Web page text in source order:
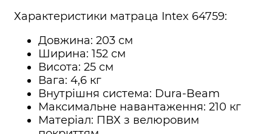
Характеристики матраца Intex 64759:
Довжина: 203 см
Ширина: 152 см
Висота: 25 см
Вага: 4,6 кг
Внутрішня система: Dura-Beam
Максимальне навантаження: 210 кг
Матеріал: ПВХ з велюровим